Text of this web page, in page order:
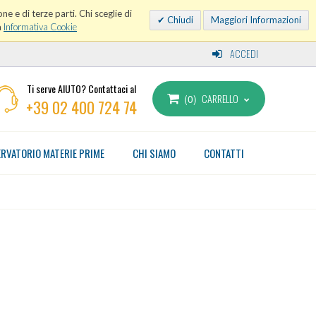
e di terze parti. Chi sceglie di
Informativa Cookie
Chiudi Maggiori Informazioni
ACCEDI
Ti serve AIUTO? Contattaci al
+39 02 400 724 74 0 CARRELLO
CONTATTI
CHI SIAMO
MATERIE PRIME